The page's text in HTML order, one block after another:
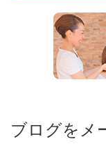
ブログをメ